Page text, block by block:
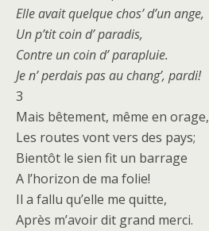
Elle avait quelque chos’ d’un ange,
Un p’tit coin d’ paradis,
Contre un coin d’ parapluie.
Je n’ perdais pas au chang’, pardi!
3
Mais bêtement, même en orage,
Les routes vont vers des pays;
Bientôt le sien fit un barrage
A l’horizon de ma folie!
Il a fallu qu’elle me quitte,
Après m’avoir dit grand merci.